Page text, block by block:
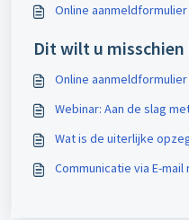
Online aanmeldformulier
Dit wilt u misschien
Online aanmeldformulier
Webinar: Aan de slag
Wat is de uiterlijke
Communicatie via E-